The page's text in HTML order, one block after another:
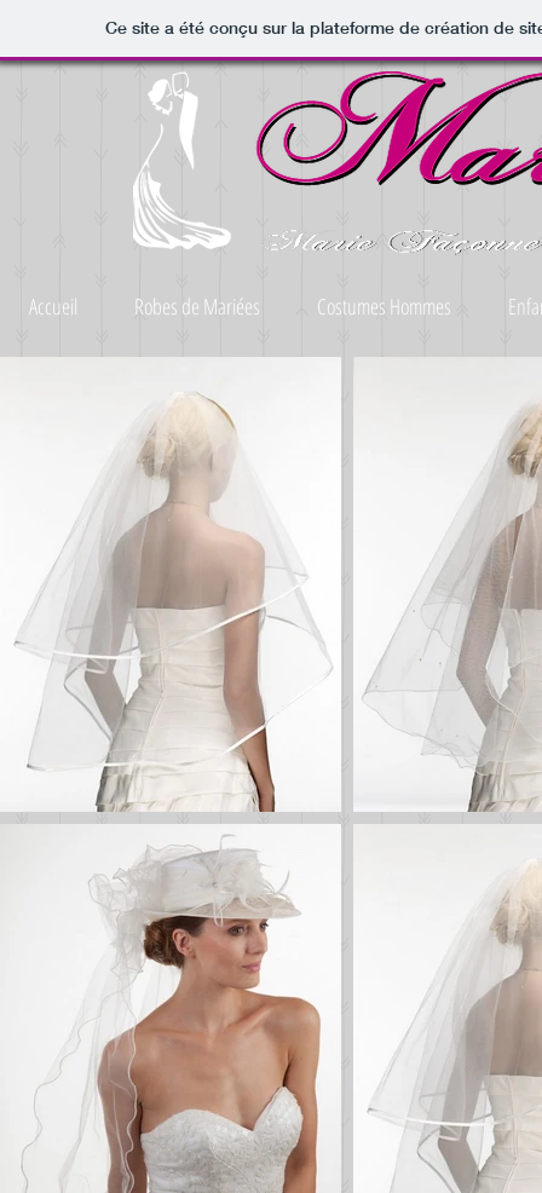
Ce site a été conçu sur la plateforme de création de
Accueil Robes de Mariées Costumes Hommes